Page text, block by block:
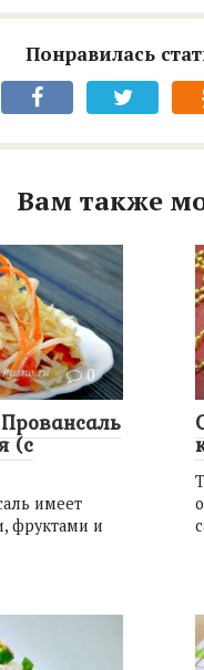
Понравилась
Вам также
0
(с
имеет
фруктами и